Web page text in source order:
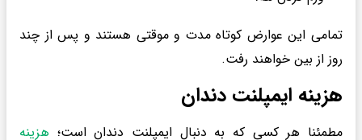
تمامی این عوارض کوتاه مدت و موقتی هستند و پس از چند
روز از بین خواهند رفت.
هزینه ایمپلنت دندان
مطمئنا هر کسی که به دنبال ایمپلنت دندان است؛ هزینه